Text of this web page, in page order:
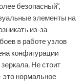
безопасный”,
элементы на
из-за
в работе узлов
конфигурации
Не стоит
это нормальное